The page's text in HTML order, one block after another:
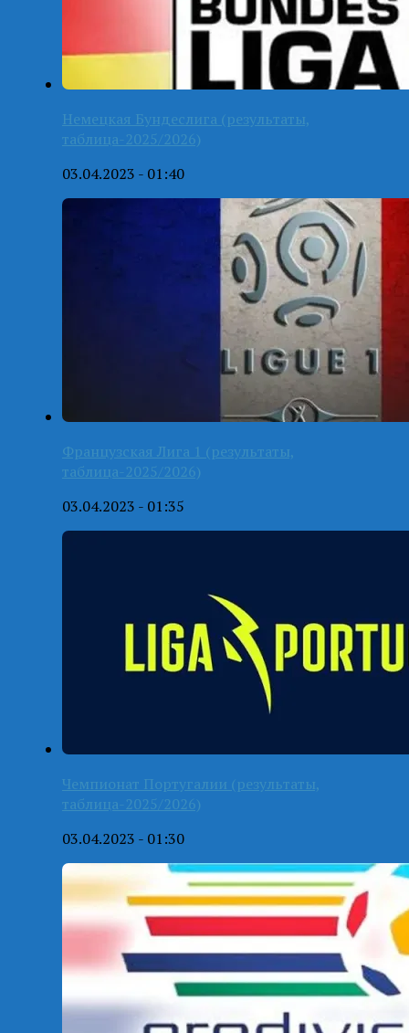
Немецкая Бундеслига (результаты,
таблица-2025/2026)
03.04.2023 - 01:40
Французская Лига 1 (результаты,
таблица-2025/2026)
03.04.2023 - 01:35
Чемпионат Португалии (результаты,
таблица-2025/2026)
03.04.2023 - 01:30